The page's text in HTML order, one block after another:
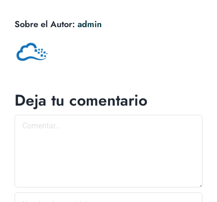
Sobre el Autor: admin
Deja tu comentario
Comentar